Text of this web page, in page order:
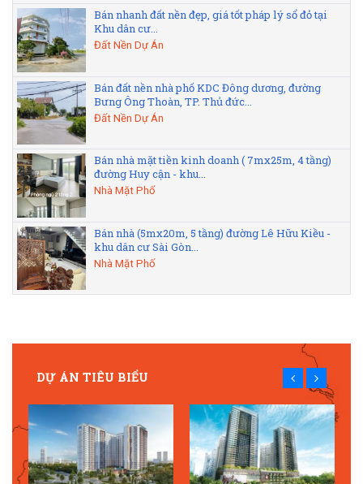
Bán nhanh đất nền đẹp, giá tốt pháp lý sổ đỏ tại
Khu dân cư...
Đất Nền Dự Án
Bán đất nền nhà phố KDC Đông dương, đường
Bưng Ông Thoàn, TP. Thủ đức...
Đất Nền Dự Án
Bán nhà mặt tiền kinh doanh ( 7mx25m, 4 tầng)
đường Huy cận - khu...
Nhà Mặt Phố
Bán nhà (5mx20m, 5 tầng) đường Lê Hữu Kiều -
khu dân cư Sài Gòn...
Nhà Mặt Phố
DỰ ÁN TIÊU BIỂU